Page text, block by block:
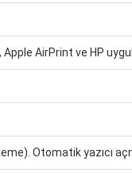
AirPrint ve HP
Otomatik yazıcı